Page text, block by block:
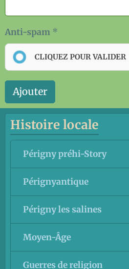
Anti-spam
CLIQUEZ POUR VALIDER
Ajouter
Histoire locale
Périgny préhi-Story
Pérignyantique
Périgny les salines
Moyen-Âge
Guerres de religion